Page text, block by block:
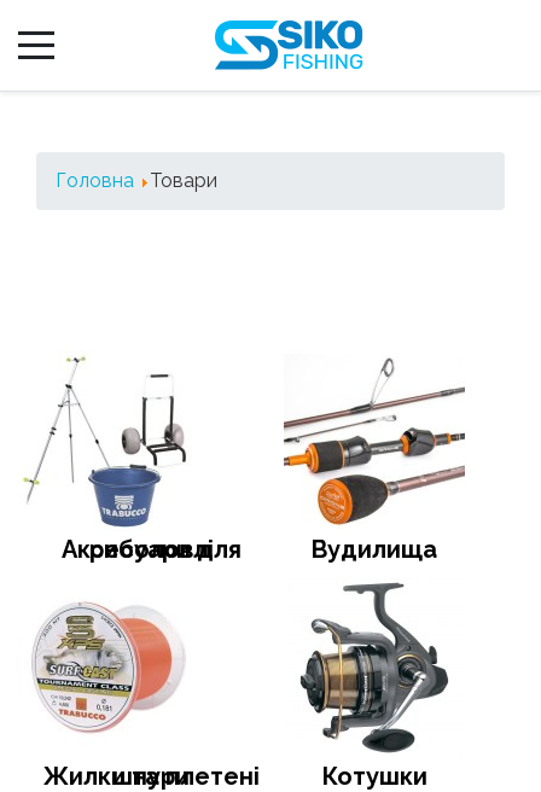
Головна Товари
Аксесуари для риболовлі Вудилища
Жилки та плетені шнури Котушки